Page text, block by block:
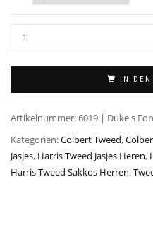
IN DEN
Artikelnummer:6019 | Duke's
Kategorien:Colbert Tweed,
Jasjes, Harris Tweed Jasjes Heren,
Harris Tweed Sakkos Herren,